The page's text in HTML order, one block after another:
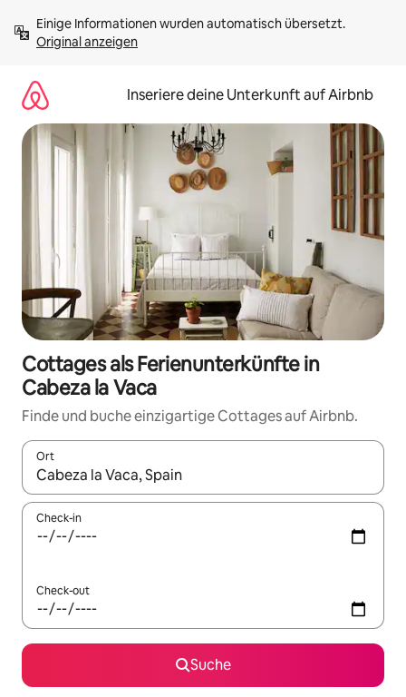
Inhalten
springenOriginal anzeigen
Inseriere deine Unterkunft auf Airbnb
Cottages als Ferienunterkünfte in
Cabeza la Vaca
Finde und buche einzigartige Cottages auf Airbnb.
Ort
Wenn Ergebnisse verfügbar sind, navigiere mit den
Check-in
Check-out
Suche